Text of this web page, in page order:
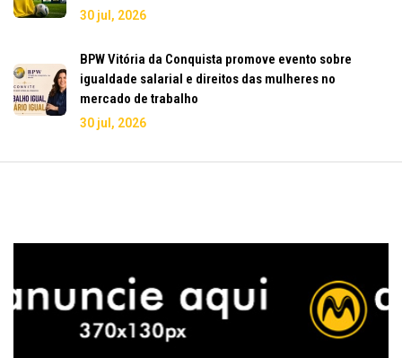
30 jul, 2026
BPW Vitória da Conquista promove evento sobre
igualdade salarial e direitos das mulheres no
mercado de trabalho
30 jul, 2026